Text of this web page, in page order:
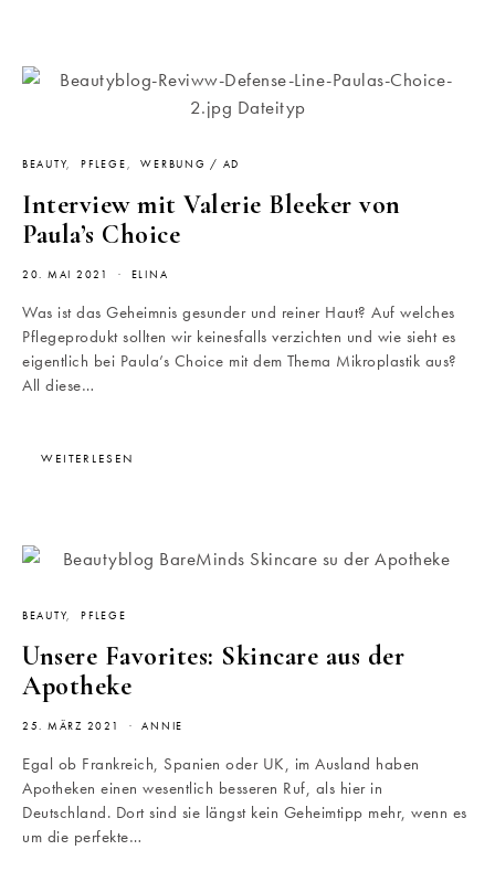
BEAUTY PFLEGE WERBUNG / AD
Interview mit Valerie Bleeker von
Paula’s Choice
20. MAI 2021 ELINA
Was ist das Geheimnis gesunder und reiner Haut? Auf welches
Pflegeprodukt sollten wir keinesfalls verzichten und wie sieht es
eigentlich bei Paula’s Choice mit dem Thema Mikroplastik aus?
All diese…
WEITERLESEN
BEAUTY PFLEGE
Unsere Favorites: Skincare aus der
Apotheke
25. MÄRZ 2021 ANNIE
Egal ob Frankreich, Spanien oder UK, im Ausland haben
Apotheken einen wesentlich besseren Ruf, als hier in
Deutschland. Dort sind sie längst kein Geheimtipp mehr, wenn es
um die perfekte…